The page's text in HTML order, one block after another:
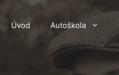
Úvod Autoškola